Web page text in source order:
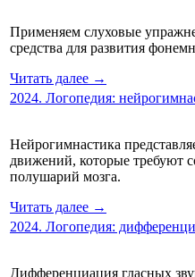
Применяем слуховые
средства для развития
Читать далее →
2024. Логопедия:
Нейрогимнастика
движений, которые требуют
полушарий мозга.
Читать далее →
2024. Логопедия:
Дифференциация гласных